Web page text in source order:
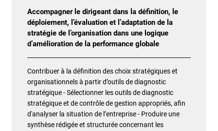
Accompagner le dirigeant dans la définition, le
déploiement, l’évaluation et l’adaptation de la
stratégie de l’organisation dans une logique
d’amélioration de la performance globale
Contribuer à la définition des choix stratégiques et
organisationnels à partir d’outils de diagnostic
stratégique - Sélectionner les outils de diagnostic
stratégique et de contrôle de gestion appropriés, afin
d'analyser la situation de l’entreprise - Produire une
synthèse rédigée et structurée concernant les